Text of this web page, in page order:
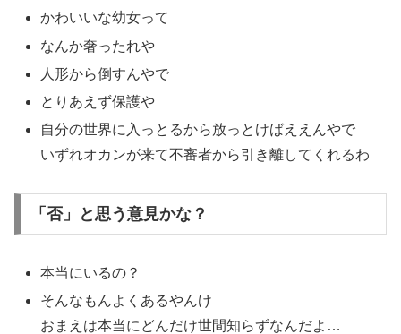
かわいいな幼女って
なんか奢ったれや
人形から倒すんやで
とりあえず保護や
自分の世界に入っとるから放っとけばええんやで
いずれオカンが来て不審者から引き離してくれるわ
「否」と思う意見かな？
本当にいるの？
そんなもんよくあるやんけ
おまえは本当にどんだけ世間知らずなんだよ…